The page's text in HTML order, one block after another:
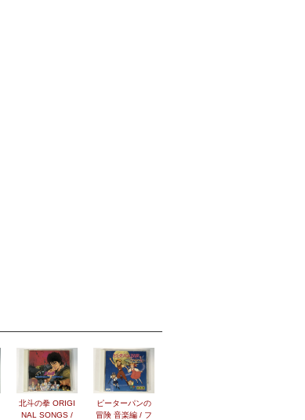
北斗の拳 ORIGI
NAL SONGS /
ピーターパンの
冒険 音楽編 / フ